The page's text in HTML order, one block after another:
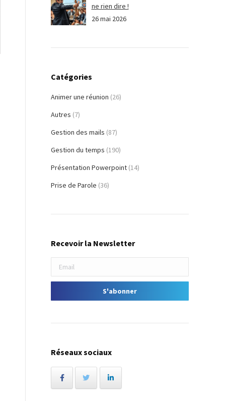
ne rien dire !
26 mai 2026
Catégories
Animer une réunion (26)
Autres (7)
Gestion des mails (87)
Gestion du temps (190)
Présentation Powerpoint (14)
Prise de Parole (36)
Recevoir la Newsletter
Réseaux sociaux